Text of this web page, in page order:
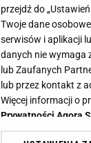
przejdź do
Twoje dane
serwisów i aplikacji
danych nie wymaga
lub Zaufanych
lub przez kontakt z
Więcej informacji o
Prywatności Agora